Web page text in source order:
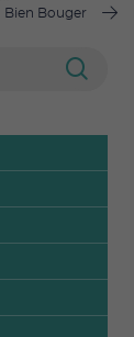
Bien Bouger